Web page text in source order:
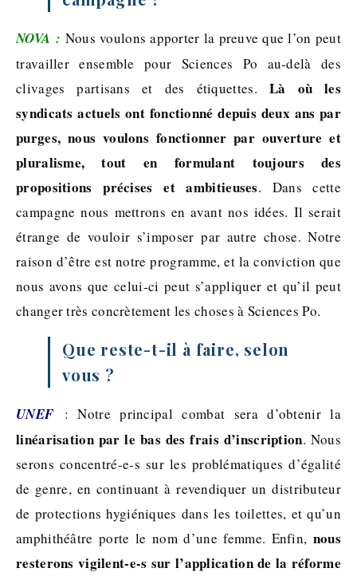
NOVA : Nous voulons apporter la preuve que l’on peut
travailler ensemble pour Sciences Po au-delà des
clivages partisans et des étiquettes. Là où les
syndicats actuels ont fonctionné depuis deux ans par
purges, nous voulons fonctionner par ouverture et
pluralisme, tout en formulant toujours des
propositions précises et ambitieuses. Dans cette
campagne nous mettrons en avant nos idées. Il serait
étrange de vouloir s’imposer par autre chose. Notre
raison d’être est notre programme, et la conviction que
nous avons que celui‐ci peut s’appliquer et qu’il peut
changer très concrètement les choses à Sciences Po.
Que reste-t-il à faire, selon
vous ?
UNEF: Notre principal combat sera d’obtenir la
linéarisation par le bas des frais d’inscription. Nous
serons concentré-e-s sur les problématiques d’égalité
de genre, en continuant à revendiquer un distributeur
de protections hygiéniques dans les toilettes, et qu’un
amphithéâtre porte le nom d’une femme. Enfin, nous
resterons vigilent-e-s sur l’application de la réforme